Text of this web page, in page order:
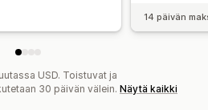
14 päivän
USD. Toistuvat ja
30 päivän välein. Näytä kaikki